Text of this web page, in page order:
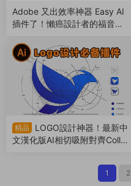
Adobe 又出效率神器 Easy AI
插件了！懶癌設計者的福音，
精品
LOGO設計神器！最新中
文漢化版AI相切吸附對齊Collid
Subscribe插件下載（23011
1 2